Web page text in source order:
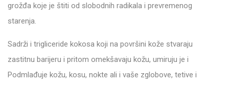
grožđa koje je štiti od slobodnih radikala i prevremenog
starenja.
Sadrži i trigliceride kokosa koji na površini kože stvaraju
zastitnu barijeru i pritom omekšavaju kožu, umiruju je i
Podmlađuje kožu, kosu, nokte ali i vaše zglobove, tetive i